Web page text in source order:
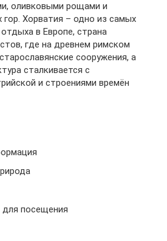
оливковыми рощами и
Хорватия – одно из самых
в Европе, страна
где на древнем римском
сооружения, а
сталкивается с
и строениями времён
посещения